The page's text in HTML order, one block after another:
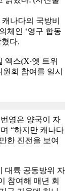
나다의 국방비
체인 ‘영구 합동
다.
엑스(X·옛 트위
회 참여를 일시
영은 양국이 자
“하지만 캐나다
한 진전을 보여
대륙 공동방위 자
참여해 매년 회